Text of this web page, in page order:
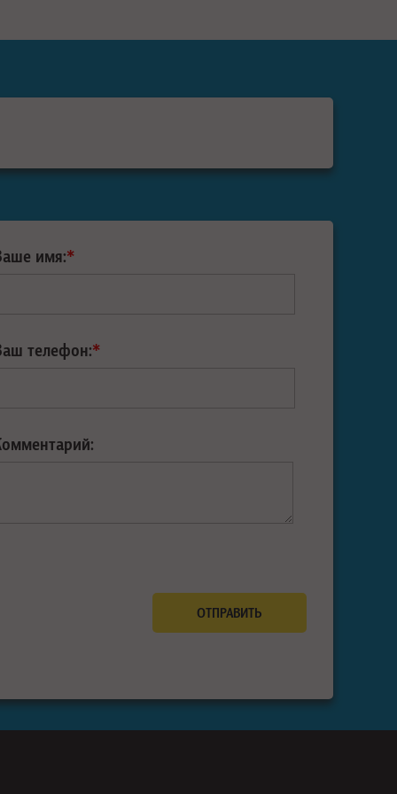
имя:*
телефон:*